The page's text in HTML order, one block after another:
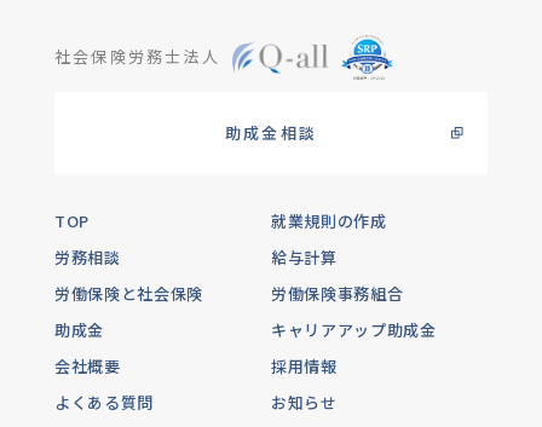
社会保険労務士法人
助成金相談
TOP
就業規則の作成
労務相談
給与計算
労働保険と社会保険
労働保険事務組合
助成金
キャリアアップ助成金
会社概要
採用情報
よくある質問
お知らせ